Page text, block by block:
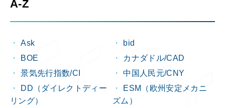
A-Z
Ask
bid
BOE
カナダドル/CAD
景気先行指数/CI
中国人民元/CNY
DD（ダイレクトディー
リング）
ESM（欧州安定メカニ
ズム）